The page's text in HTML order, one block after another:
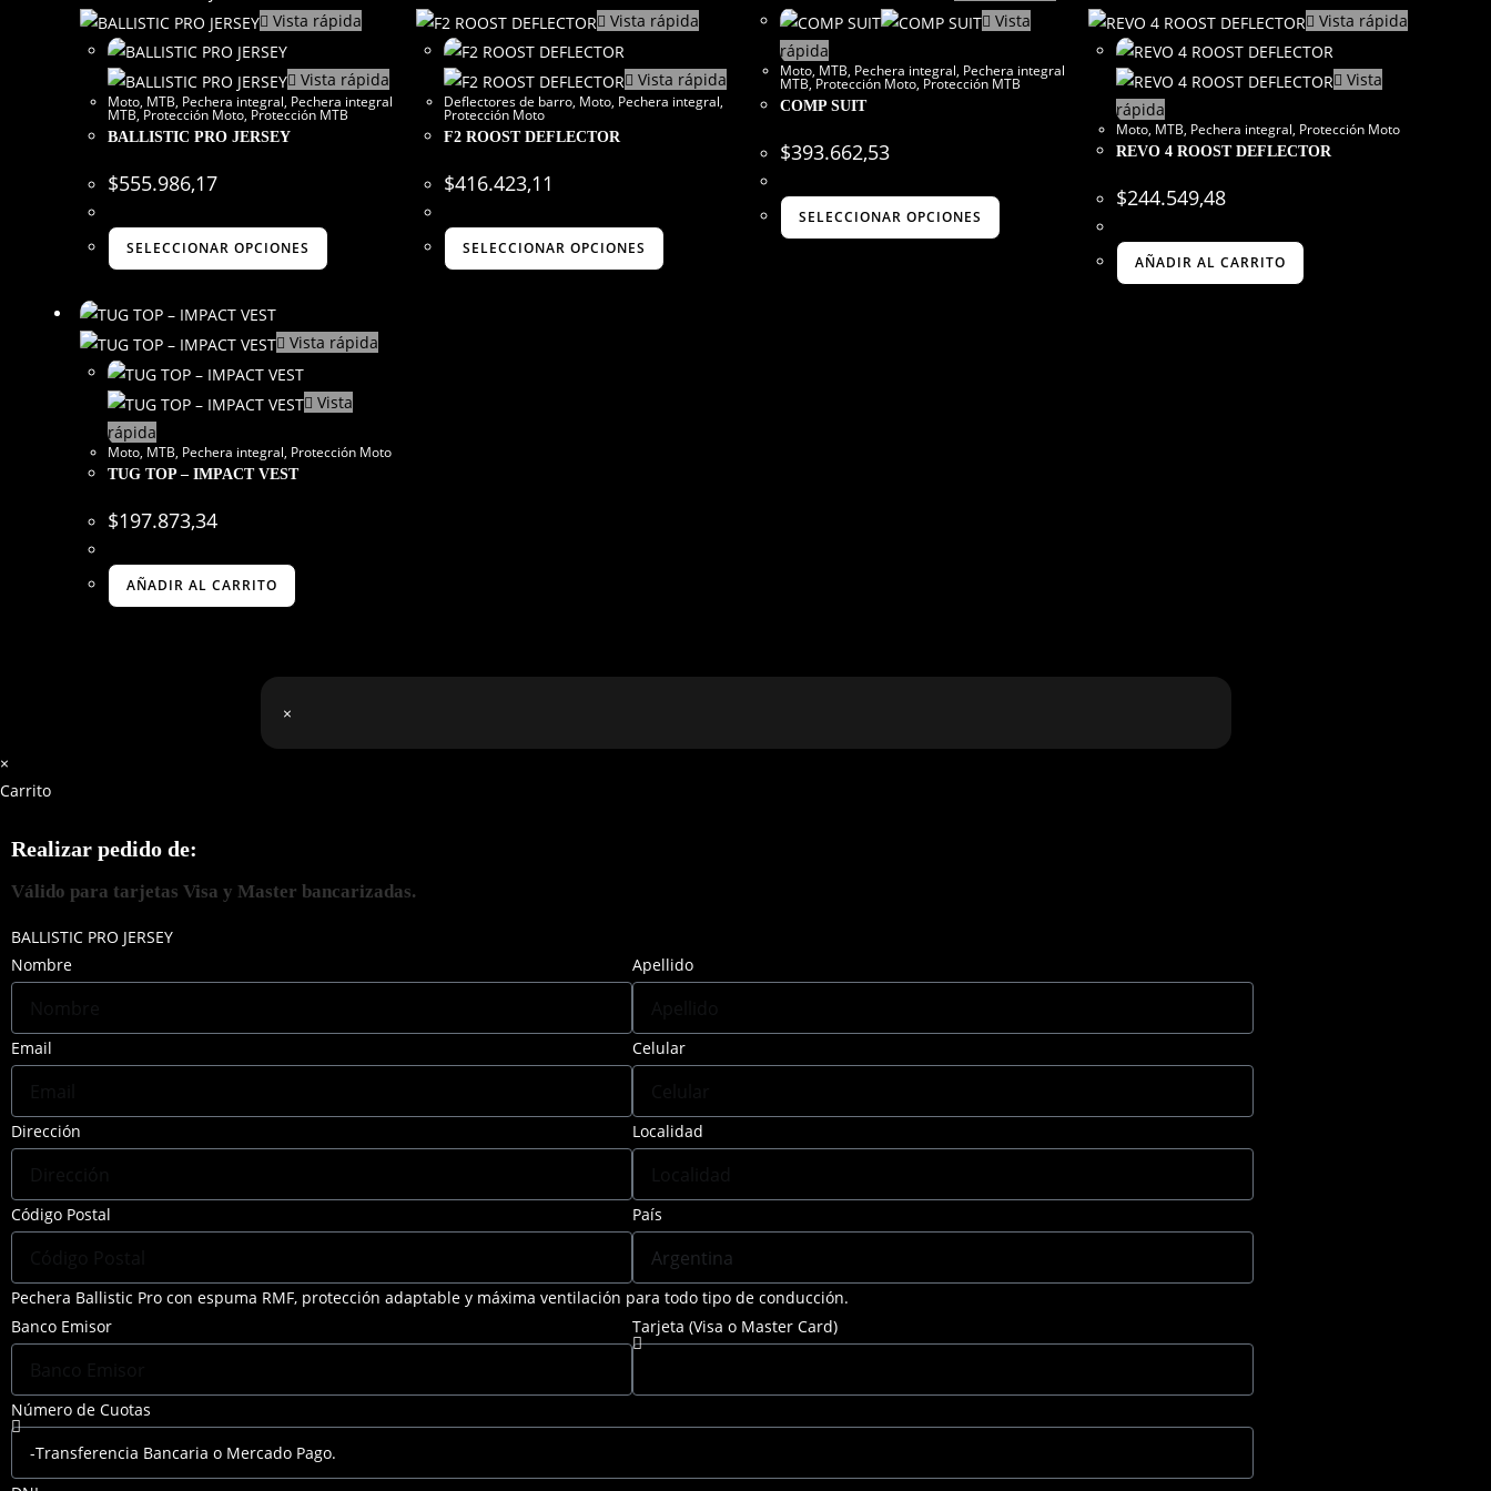
Vista rápida
Vista rápida
Moto, MTB, Pechera integral, Pechera integral
MTB,Protección Moto, Protección MTB
BALLISTIC PRO JERSEY
$555.986,17
SELECCIONAR OPCIONES
Vista rápida
Vista rápida
Deflectores de barro, Moto, Pechera integral,
Protección Moto
F2 ROOST DEFLECTOR
$416.423,11
SELECCIONAR OPCIONES
Vista
rápida
Moto, MTB, Pechera integral, Pechera integral
MTB,Protección Moto, Protección MTB
COMP SUIT
$393.662,53
SELECCIONAR OPCIONES
Vista rápida
Vista
rápida
Moto, MTB, Pechera integral, Protección Moto
REVO 4 ROOST DEFLECTOR
$244.549,48
AÑADIR AL CARRITO
Vista rápida
Vista
rápida
Moto, MTB, Pechera integral, Protección Moto
TUG TOP – IMPACT VEST
$197.873,34
AÑADIR AL CARRITO
×
×
Carrito
Realizar pedido de:
Válido para tarjetas Visa y Master bancarizadas.
BALLISTIC PRO JERSEY
Nombre
Apellido
Email Celular
Dirección Localidad
Código Postal País
Pechera Ballistic Pro con espuma RMF, protección adaptable y máxima ventilación para todo tipo de conducción.
Banco Emisor
Tarjeta (Visa o Master Card)
Número de Cuotas